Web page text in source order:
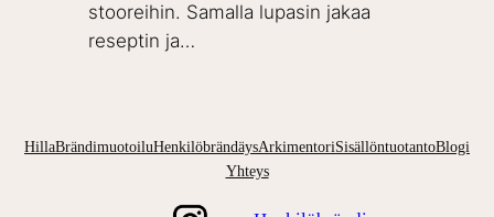
stooreihin. Samalla lupasin jakaa
reseptin ja…
HillaBrändimuotoiluHenkilöbrändäysArkimentoriSisällöntuotantoBlogi
Yhteys